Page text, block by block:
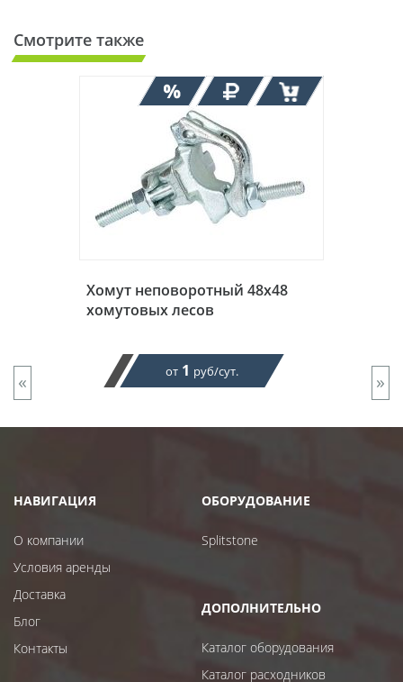
Смотрите также
Хомут неповоротный 48х48
хомутовых лесов
от 1 руб/сут.
« »
НАВИГАЦИЯ
О компании
Условия аренды
Доставка
Блог
Контакты
ОБОРУДОВАНИЕ
Splitstone
ДОПОЛНИТЕЛЬНО
Каталог оборудования
Каталог расходников